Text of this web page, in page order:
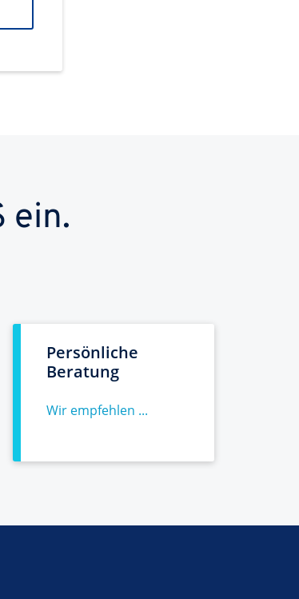
ein.
Persönliche
Beratung
Wir empfehlen ...